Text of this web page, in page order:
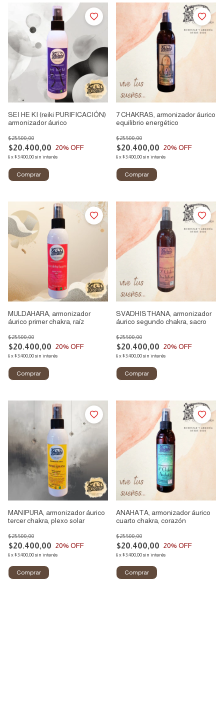
SEI HE KI (reiki PURIFICACIÓN)
armonizador áurico
$20.400,00
$25.500,00
20% OFF
6x$3.400,00sin interés
7 CHAKRAS, armonizador áurico
equilibrio energético
$20.400,00
$25.500,00
20% OFF
6x$3.400,00sin interés
MULDAHARA, armonizador
áurico primer chakra, raíz
$20.400,00
$25.500,00
20% OFF
6x$3.400,00sin interés
SVADHISTHANA, armonizador
áurico segundo chakra, sacro
$20.400,00
$25.500,00
20% OFF
6x$3.400,00sin interés
MANIPURA, armonizador áurico
tercer chakra, plexo solar
$20.400,00
$25.500,00
20% OFF
6x$3.400,00sin interés
ANAHATA, armonizador áurico
cuarto chakra, corazón
$20.400,00
$25.500,00
20% OFF
6x$3.400,00sin interés